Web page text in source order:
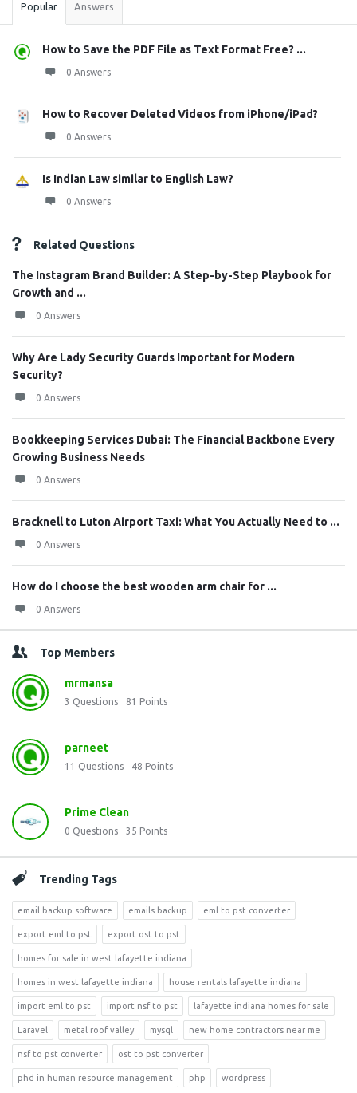
Popular Answers
How to Save the PDF File as Text Format Free? ...
0 Answers
How to Recover Deleted Videos from iPhone/iPad?
0 Answers
Is Indian Law similar to English Law?
0 Answers
Related Questions
The Instagram Brand Builder: A Step-by-Step Playbook for
Growth and ...
0 Answers
Why Are Lady Security Guards Important for Modern
Security?
0 Answers
Bookkeeping Services Dubai: The Financial Backbone Every
Growing Business Needs
0 Answers
Bracknell to Luton Airport Taxi: What You Actually Need to ...
0 Answers
How do I choose the best wooden arm chair for ...
0 Answers
Top Members
mrmansa
3 Questions 81 Points
parneet
11 Questions 48 Points
Prime Clean
0 Questions 35 Points
Trending Tags
email backup software emails backup eml to pst converter
export eml to pst export ost to pst
homes for sale in west lafayette indiana
homes in west lafayette indiana house rentals lafayette indiana
import eml to pst import nsf to pst lafayette indiana homes for sale
Laravel metal roof valley mysql new home contractors near me
nsf to pst converter ost to pst converter
phd in human resource management php wordpress